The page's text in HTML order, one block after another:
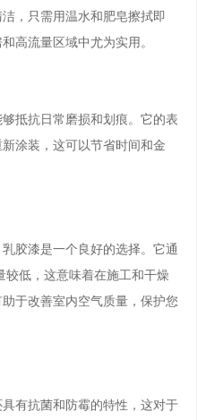
，只需用温水和肥皂擦拭即
高流量区域中尤为实用。
抗日常磨损和划痕。它的表
涂装，这可以节省时间和金
漆是一个良好的选择。它通
较低，这意味着在施工和干燥
于改善室内空气质量，保护您
有抗菌和防霉的特性，这对于